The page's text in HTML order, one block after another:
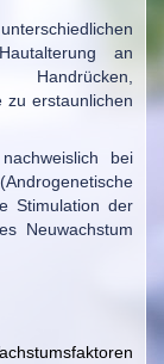
an
zu erstaunlichen
bei
Stimulation der
Neuwachstum